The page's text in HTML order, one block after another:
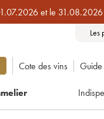
et le
Les
Cote des vins Guide